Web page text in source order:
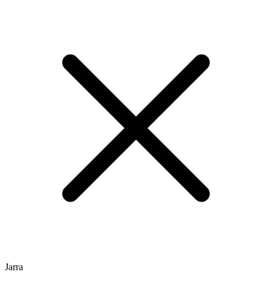
Jarra